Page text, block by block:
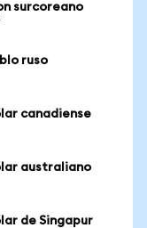
surcoreano
ruso
canadiense
australiano
de Singapur